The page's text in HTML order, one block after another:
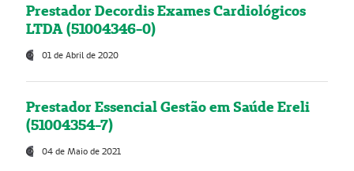
Prestador Decordis Exames Cardiológicos
LTDA (51004346-0)
01 de Abril de 2020
Prestador Essencial Gestão em Saúde Ereli
(51004354-7)
04 de Maio de 2021